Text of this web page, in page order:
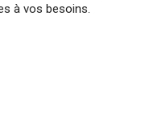
à vos besoins.